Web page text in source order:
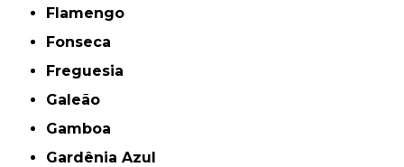
Flamengo
Fonseca
Freguesia
Galeão
Gamboa
Gardênia Azul